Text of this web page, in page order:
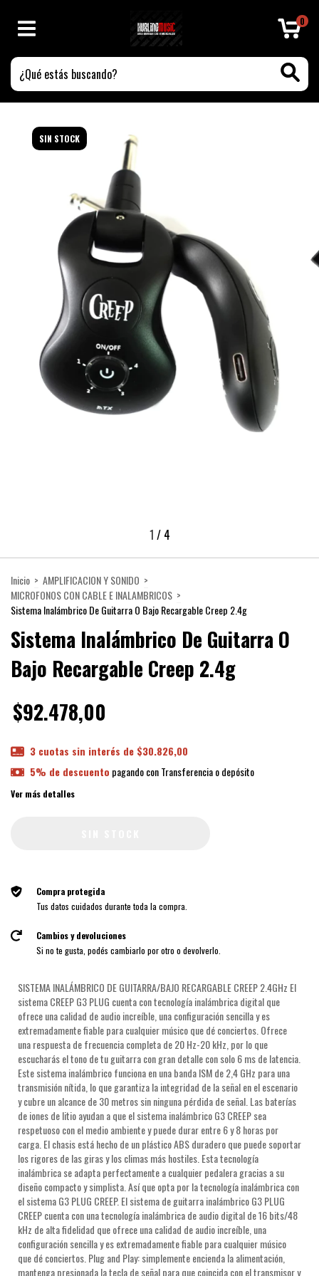
0
SIN STOCK
1 / 4
Inicio > AMPLIFICACION Y SONIDO >
MICROFONOS CON CABLE E INALAMBRICOS >
Sistema Inalámbrico De Guitarra O Bajo Recargable Creep 2.4g
Sistema Inalámbrico De Guitarra O
Bajo Recargable Creep 2.4g
$92.478,00
3 cuotas sin interés de $30.826,00
5% de descuento pagando con Transferencia o depósito
Ver más detalles
Compra protegida
Tus datos cuidados durante toda la compra.
Cambios y devoluciones
Si no te gusta, podés cambiarlo por otro o devolverlo.
SISTEMA INALÁMBRICO DE GUITARRA/BAJO RECARGABLE CREEP 2.4GHz El
sistema CREEP G3 PLUG cuenta con tecnología inalámbrica digital que
ofrece una calidad de audio increíble, una configuración sencilla y es
extremadamente fiable para cualquier músico que dé conciertos. Ofrece
una respuesta de frecuencia completa de 20 Hz-20 kHz, por lo que
escucharás el tono de tu guitarra con gran detalle con solo 6 ms de latencia.
Este sistema inalámbrico funciona en una banda ISM de 2,4 GHz para una
transmisión nítida, lo que garantiza la integridad de la señal en el escenario
y cubre un alcance de 30 metros sin ninguna pérdida de señal. Las baterías
de iones de litio ayudan a que el sistema inalámbrico G3 CREEP sea
respetuoso con el medio ambiente y puede durar entre 6 y 8 horas por
carga. El chasis está hecho de un plástico ABS duradero que puede soportar
los rigores de las giras y los climas más hostiles. Esta tecnología
inalámbrica se adapta perfectamente a cualquier pedalera gracias a su
diseño compacto y simplista. Así que opta por la tecnología inalámbrica con
el sistema G3 PLUG CREEP. El sistema de guitarra inalámbrico G3 PLUG
CREEP cuenta con una tecnología inalámbrica de audio digital de 16 bits/48
kHz de alta fidelidad que ofrece una calidad de audio increíble, una
configuración sencilla y es extremadamente fiable para cualquier músico
que dé conciertos. Plug and Play: simplemente encienda la alimentación,
mantenga presionada la tecla de señal para que coincida con el transmisor y